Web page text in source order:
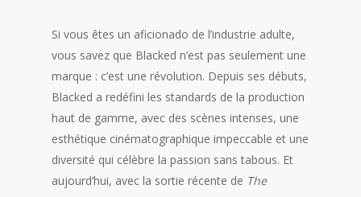
Si vous êtes un aficionado de l’industrie adulte,
vous savez que Blacked n’est pas seulement une
marque : c’est une révolution. Depuis ses débuts,
Blacked a redéfini les standards de la production
haut de gamme, avec des scènes intenses, une
esthétique cinématographique impeccable et une
diversité qui célèbre la passion sans tabous. Et
aujourd’hui, avec la sortie récente de The